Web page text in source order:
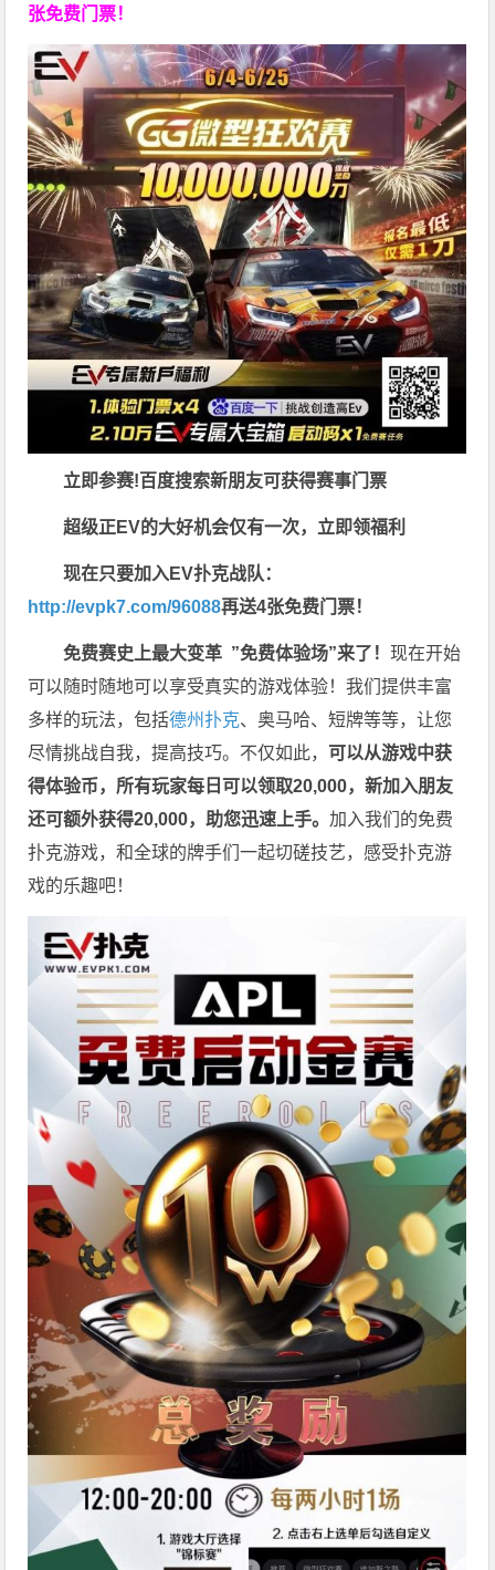
张免费门票！
立即参赛!百度搜索新朋友可获得赛事门票
超级正EV的大好机会仅有一次，立即领福利
现在只要加入EV扑克战队：
http://evpk7.com/96088再送4张免费门票！
免费赛史上最大变革 ”免费体验场”来了！现在开始
可以随时随地可以享受真实的游戏体验！我们提供丰富
多样的玩法，包括德州扑克、奥马哈、短牌等等，让您
尽情挑战自我，提高技巧。不仅如此， 可以从游戏中获
得体验币，所有玩家每日可以领取20,000，新加入朋友
还可额外获得20,000，助您迅速上手。加入我们的免费
扑克游戏，和全球的牌手们一起切磋技艺，感受扑克游
戏的乐趣吧！